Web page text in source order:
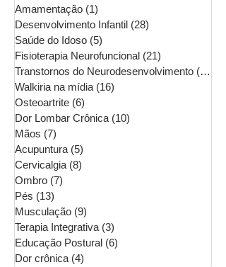
Amamentação (1)
Desenvolvimento Infantil (28)
Saúde do Idoso (5)
Fisioterapia Neurofuncional (21)
Transtornos do Neurodesenvolvimento (16)
Walkiria na mídia (16)
Osteoartrite (6)
Dor Lombar Crônica (10)
Mãos (7)
Acupuntura (5)
Cervicalgia (8)
Ombro (7)
Pés (13)
Musculação (9)
Terapia Integrativa (3)
Educação Postural (6)
Dor crônica (4)